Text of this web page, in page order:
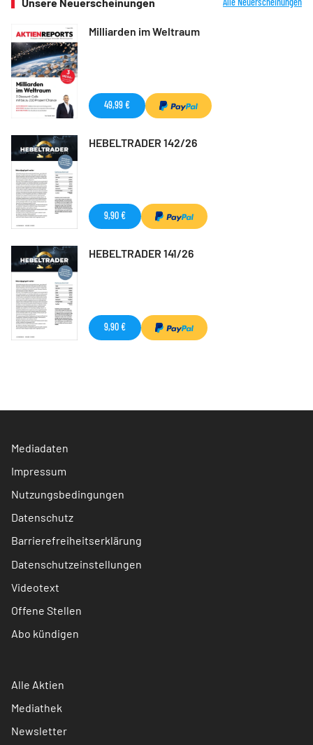
Milliarden im Weltraum
49,99 €
HEBELTRADER 142/26
9,90 €
HEBELTRADER 141/26
9,90 €
Mediadaten
Impressum
Nutzungsbedingungen
Datenschutz
Barrierefreiheitserklärung
Datenschutzeinstellungen
Videotext
Offene Stellen
Abo kündigen
Alle Aktien
Mediathek
Newsletter